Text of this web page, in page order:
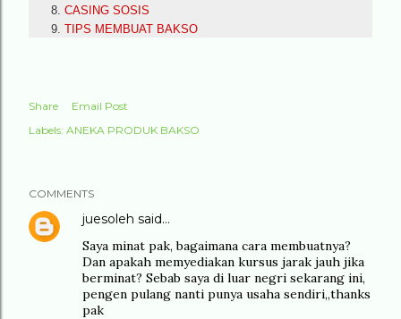
CASING SOSIS
TIPS MEMBUAT BAKSO
Share
Email Post
Labels: ANEKA PRODUK BAKSO
COMMENTS
juesoleh said…
Saya minat pak, bagaimana cara membuatnya?
Dan apakah memyediakan kursus jarak jauh jika
berminat? Sebab saya di luar negri sekarang ini,
pengen pulang nanti punya usaha sendiri,,thanks
pak